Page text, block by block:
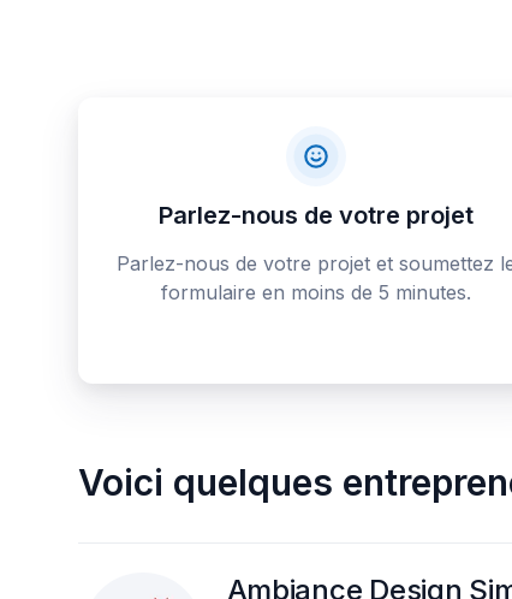
Parlez-nous de votre projet
Parlez-nous de votre projet et soumettez
formulaire en moins de 5 minutes.
Voici quelques
Ambiance Design